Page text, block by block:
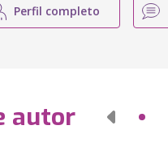
Perfil completo
autor